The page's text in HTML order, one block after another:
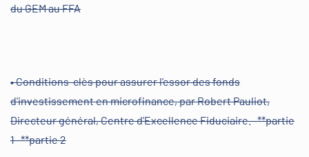
du GEM au FFA
• Conditions-clès pour assurer l’essor des fonds
d’investissement en microfinance, par Robert Pauliot,
Directeur général, Centre d’Excellence Fiduciaire. -**partie
1 -**partie 2